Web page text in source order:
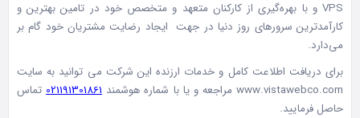
VPS و با بهره‌گیری از کارکنان متعهد و متخصص خود در تامین بهترین و
کارآمدترین سرورهای روز دنیا در جهت ایجاد رضایت مشتریان خود گام بر
می‌دارد.
برای دریافت اطلاعت کامل و خدمات ارزنده این شرکت می توانید به سایت
www.vistawebco.com مراجعه و یا با شماره هوشمند021191301861تماس
حاصل فرمایید.